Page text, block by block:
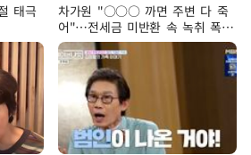
태극
차가원 "○○○ 까면 주변 다 죽
어"…전세금 미반환 속 녹취 폭로
파장